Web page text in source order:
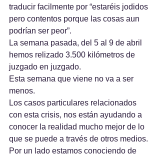
traducir facilmente por “estaréis jodidos
pero contentos porque las cosas aun
podrían ser peor”.
La semana pasada, del 5 al 9 de abril
hemos relizado 3.500 kilómetros de
juzgado en juzgado.
Esta semana que viene no va a ser
menos.
Los casos particulares relacionados
con esta crisis, nos están ayudando a
conocer la realidad mucho mejor de lo
que se puede a través de otros medios.
Por un lado estamos conociendo de